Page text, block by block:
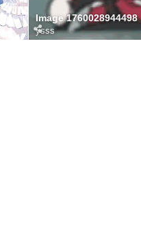
Image 1760028944498
ysss